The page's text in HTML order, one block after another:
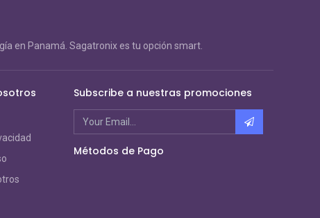
en Panamá. Sagatronix es tu opción smart.
Subscribe a nuestras promociones
Métodos de Pago